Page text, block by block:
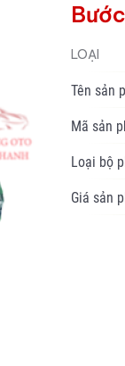
LOẠI
Tên sản
Mã sản
Loại bộ
Giá sản